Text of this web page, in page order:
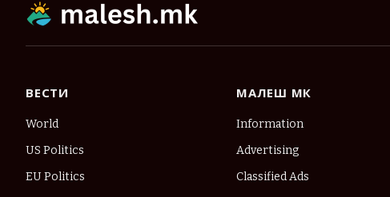
ВЕСТИ
World
US Politics
EU Politics
МАЛЕШ МК
Information
Advertising
Classified Ads